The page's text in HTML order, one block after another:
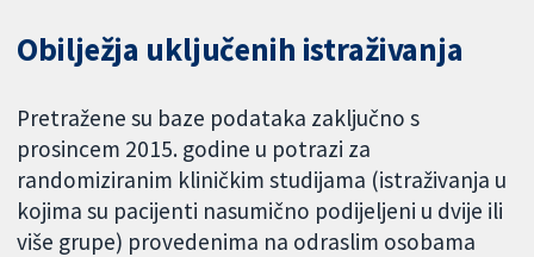
Obilježja uključenih istraživanja
Pretražene su baze podataka zaključno s
prosincem 2015. godine u potrazi za
randomiziranim kliničkim studijama (istraživanja u
kojima su pacijenti nasumično podijeljeni u dvije ili
više grupe) provedenima na odraslim osobama